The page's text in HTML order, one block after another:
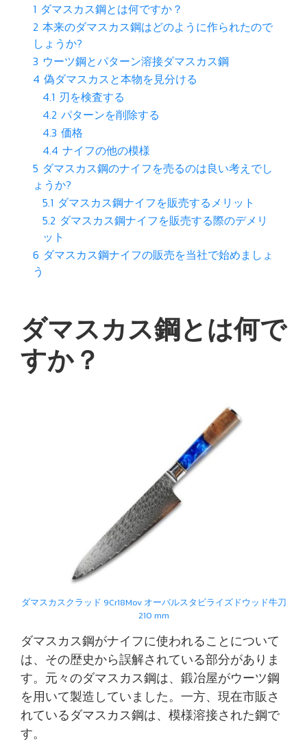
1 ダマスカス鋼とは何ですか？
2 本来のダマスカス鋼はどのように作られたので
しょうか?
3 ウーツ鋼とパターン溶接ダマスカス鋼
4 偽ダマスカスと本物を見分ける
4.1 刃を検査する
4.2 パターンを削除する
4.3 価格
4.4 ナイフの他の模様
5 ダマスカス鋼のナイフを売るのは良い考えでし
ょうか?
5.1 ダマスカス鋼ナイフを販売するメリット
5.2 ダマスカス鋼ナイフを販売する際のデメリ
ット
6 ダマスカス鋼ナイフの販売を当社で始めましょ
う
ダマスカス鋼とは何で
すか？
ダマスカスクラッド 9Cr18Mov オーバルスタビライズドウッド牛刀
210 mm
ダマスカス鋼がナイフに使われることについて
は、その歴史から誤解されている部分がありま
す。元々のダマスカス鋼は、鍛冶屋がウーツ鋼
を用いて製造していました。一方、現在市販さ
れているダマスカス鋼は、模様溶接された鋼で
す。